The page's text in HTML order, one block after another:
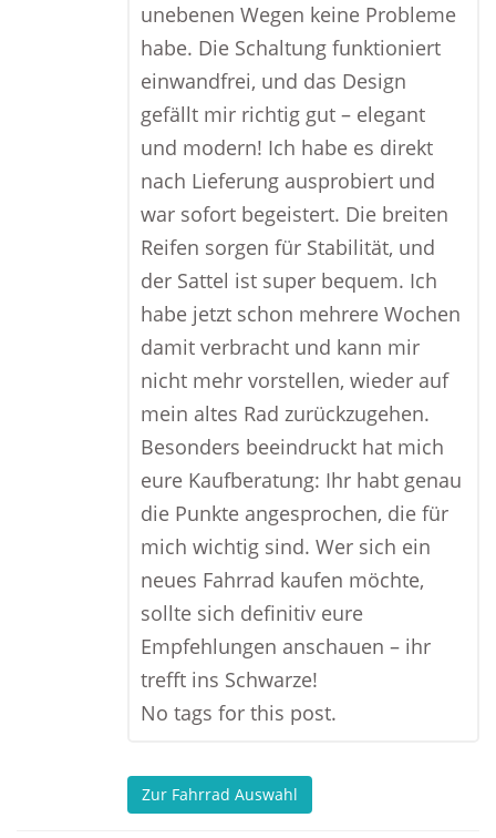
unebenen Wegen keine Probleme
habe. Die Schaltung funktioniert
einwandfrei, und das Design
gefällt mir richtig gut – elegant
und modern! Ich habe es direkt
nach Lieferung ausprobiert und
war sofort begeistert. Die breiten
Reifen sorgen für Stabilität, und
der Sattel ist super bequem. Ich
habe jetzt schon mehrere Wochen
damit verbracht und kann mir
nicht mehr vorstellen, wieder auf
mein altes Rad zurückzugehen.
Besonders beeindruckt hat mich
eure Kaufberatung: Ihr habt genau
die Punkte angesprochen, die für
mich wichtig sind. Wer sich ein
neues Fahrrad kaufen möchte,
sollte sich definitiv eure
Empfehlungen anschauen – ihr
trefft ins Schwarze!
No tags for this post.
Zur Fahrrad Auswahl